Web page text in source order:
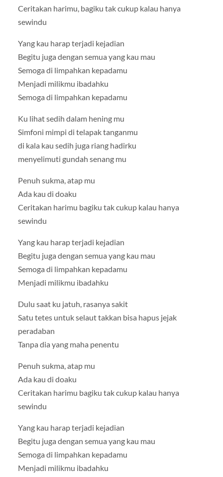
Ceritakan harimu, bagiku tak cukup kalau hanya
sewindu
Yang kau harap terjadi kejadian
Begitu juga dengan semua yang kau mau
Semoga di limpahkan kepadamu
Menjadi milikmu ibadahku
Semoga di limpahkan kepadamu
Ku lihat sedih dalam hening mu
Simfoni mimpi di telapak tanganmu
di kala kau sedih juga riang hadirku
menyelimuti gundah senang mu
Penuh sukma, atap mu
Ada kau di doaku
Ceritakan harimu bagiku tak cukup kalau hanya
sewindu
Yang kau harap terjadi kejadian
Begitu juga dengan semua yang kau mau
Semoga di limpahkan kepadamu
Menjadi milikmu ibadahku
Dulu saat ku jatuh, rasanya sakit
Satu tetes untuk selaut takkan bisa hapus jejak
peradaban
Tanpa dia yang maha penentu
Penuh sukma, atap mu
Ada kau di doaku
Ceritakan harimu bagiku tak cukup kalau hanya
sewindu
Yang kau harap terjadi kejadian
Begitu juga dengan semua yang kau mau
Semoga di limpahkan kepadamu
Menjadi milikmu ibadahku